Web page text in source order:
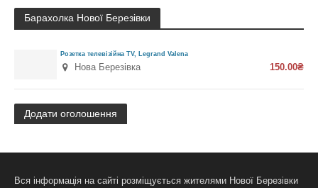
Барахолка Нової Березівки
Розетка телевізійна TV, Legrand Valena
Нова Березівка 150.00₴
Додати оголошення
Вся інформація на сайті розміщується жителями Нової Березівки